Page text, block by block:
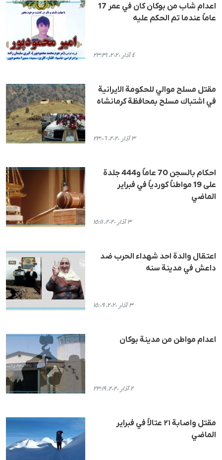
اعدام شاب من بوكان كان في عمر 17
عاماً عندما تم الحكم عليه
٤ آذار ٢٠٢٠، ٢٣:٣١
مقتل مسلح موالي للحكومة الايرانية
في اشتباك مسلح بمحافظة كرمانشاه
٣ آذار ٢٠٢٠، ٢٣:٠٦
احكام بالسجن 70 عاماً و444 جلدة
على 19 مواطناً كوردياً في فبراير
الماضي
٣ آذار ٢٠٢٠، ١٥:١١
اعتقال والدة احد شهداء الحرب ضد
داعش في مدينة سنه
٣ آذار ٢٠٢٠، ١٥:٠٩
اعدام مواطن من مدينة بوكان
٢ آذار ٢٠٢٠، ٢٣:١٩
مقتل واصابة ٢١ عتالاً في فبراير
الماضي